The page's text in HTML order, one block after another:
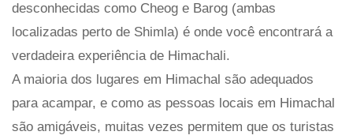
desconhecidas como Cheog e Barog (ambas
localizadas perto de Shimla) é onde você encontrará a
verdadeira experiência de Himachali.
A maioria dos lugares em Himachal são adequados
para acampar, e como as pessoas locais em Himachal
são amigáveis, muitas vezes permitem que os turistas